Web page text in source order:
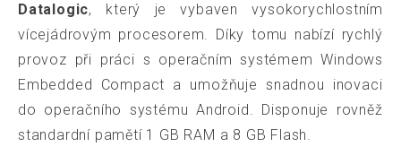
Datalogic, který je vybaven vysokorychlostním
vícejádrovým procesorem. Díky tomu nabízí rychlý
provoz při práci s operačním systémem Windows
Embedded Compact a umožňuje snadnou inovaci
do operačního systému Android. Disponuje rovněž
standardní pamětí 1 GB RAM a 8 GB Flash.